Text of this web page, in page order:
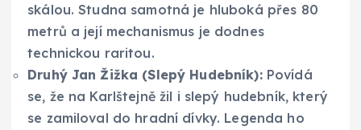
skálou. Studna samotná je hluboká přes 80
metrů a její mechanismus je dodnes
technickou raritou.
Druhý Jan Žižka (Slepý Hudebník):Povídá
se, že na Karlštejně žil i slepý hudebník, který
se zamiloval do hradní dívky. Legenda ho